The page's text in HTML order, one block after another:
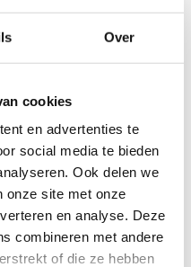
Over
cookies
en advertenties te
social media te bieden
Ook delen we
onze site met onze
en analyse. Deze
combineren met andere
of die ze hebben
speciale prijs op bij ons, wij